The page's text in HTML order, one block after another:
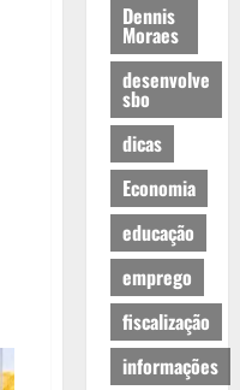
Dennis
Moraes
desenvolve
sbo
dicas
Economia
educação
emprego
fiscalização
informações